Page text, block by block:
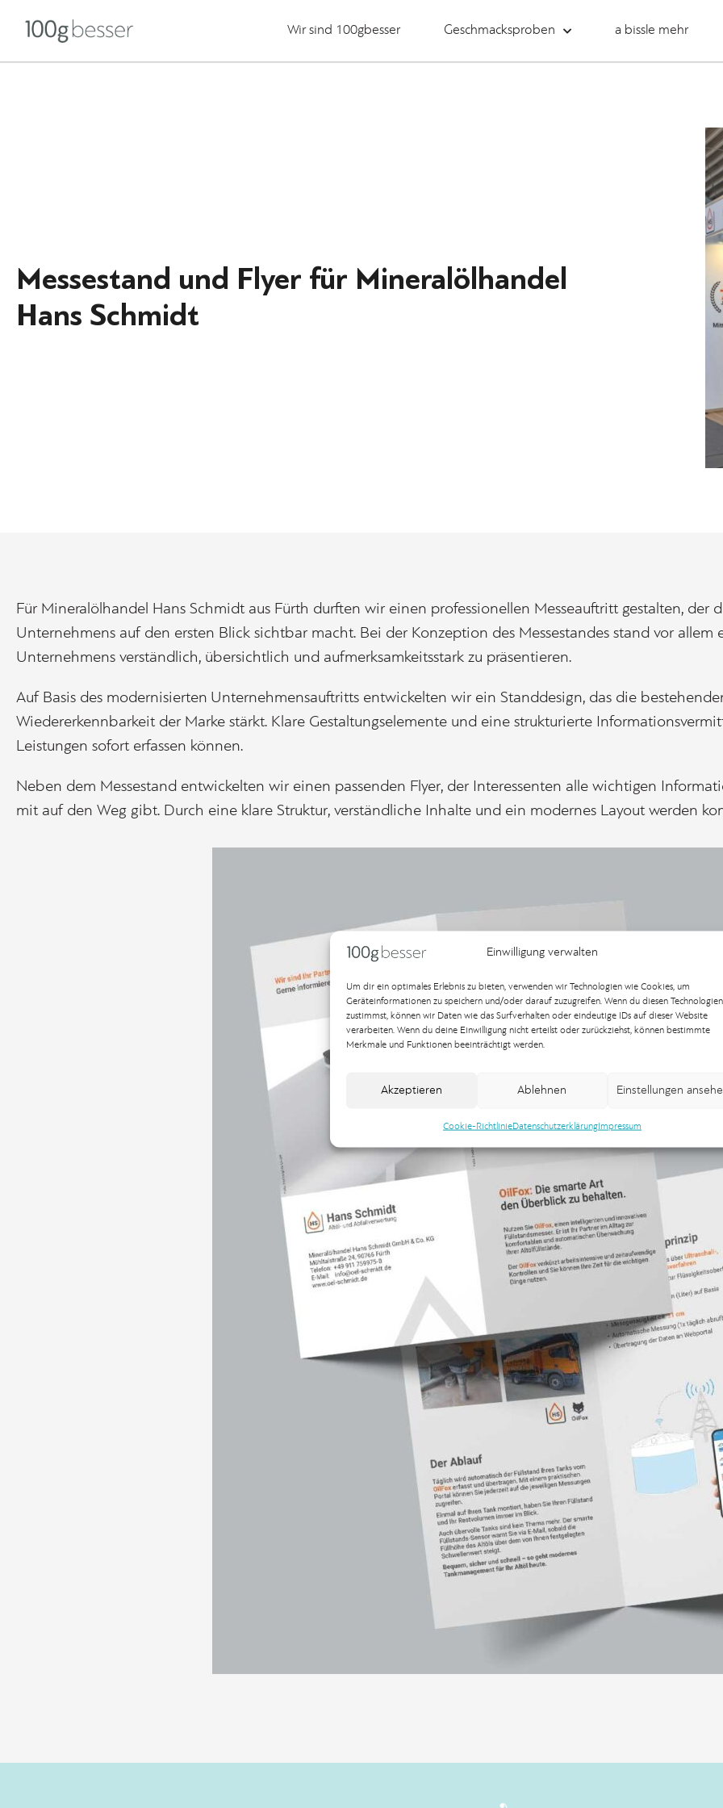
Einwilligung verwalten
Um dir ein optimales Erlebnis zu bieten, verwenden wir Technologien wie Cookies, um
Geräteinformationen zu speichern und/oder darauf zuzugreifen. Wenn du diesen Technologien
zustimmst, können wir Daten wie das Surfverhalten oder eindeutige IDs auf dieser Website
verarbeiten. Wenn du deine Einwilligung nicht erteilst oder zurückziehst, können bestimmte
Merkmale und Funktionen beeinträchtigt werden.
Akzeptieren Ablehnen Einstellungen
Cookie-RichtlinieDatenschutzerklärungImpressum
Wir sind 100gbesser Geschmacksproben a bissle mehr
Messestand und Flyer für Mineralölhandel
Hans Schmidt
Für Mineralölhandel Hans Schmidt aus Fürth durften wir einen professionellen Messeauftritt gestalten, der
Unternehmens auf den ersten Blick sichtbar macht. Bei der Konzeption des Messestandes stand vor
Unternehmens verständlich, übersichtlich und aufmerksamkeitsstark zu präsentieren.
Auf Basis des modernisierten Unternehmensauftritts entwickelten wir ein Standdesign, das die
Wiedererkennbarkeit der Marke stärkt. Klare Gestaltungselemente und eine strukturierte
Leistungen sofort erfassen können.
Neben dem Messestand entwickelten wir einen passenden Flyer, der Interessenten alle wichtigen
mit auf den Weg gibt. Durch eine klare Struktur, verständliche Inhalte und ein modernes Layout werden